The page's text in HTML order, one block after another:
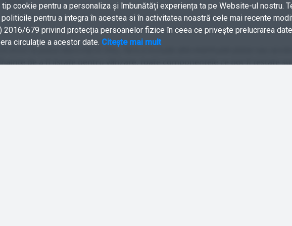
strict la piesa descrisă în titlu, fără a include alte eventuale piese sau
de a fi listate pentru vânzare, toate componentele ce pot fi testate
cookie pentru a personaliza și îmbunătăți experiența ta pe Website-ul nostru.
pentru a integra în acestea si în activitatea noastră cele mai recente
2016/679 privind protecția persoanelor fizice în ceea ce privește prelucrarea
circulație a acestor date. Citește mai mult